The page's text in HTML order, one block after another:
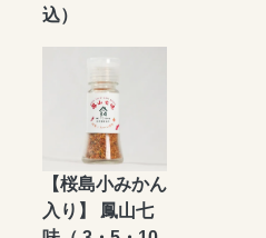
込）
【桜島小みかん
入り】 鳳山七